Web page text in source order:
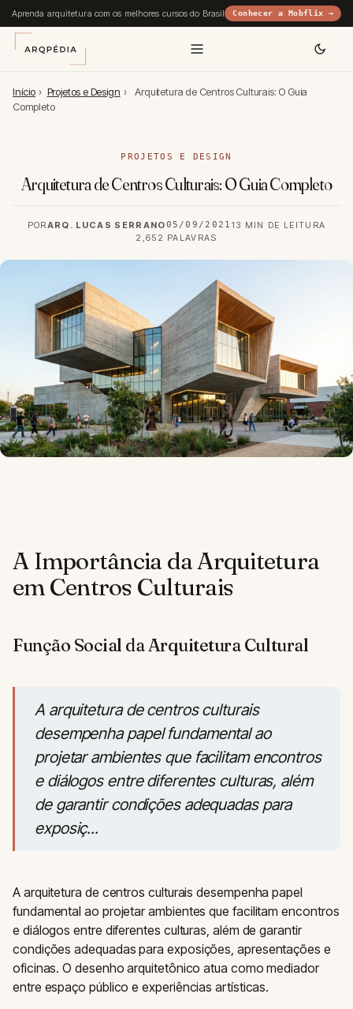
Aprenda arquitetura com os melhores cursos do Brasil Conhecer a Mobflix →
Início › Projetos e Design ›
Arquitetura de Centros Culturais: O Guia
Completo
PROJETOS E DESIGN
Arquitetura de Centros Culturais: O Guia Completo
PORARQ. LUCAS SERRANO05/09/2021 13 MIN DE LEITURA
2,652 PALAVRAS
A Importância da Arquitetura
em Centros Culturais
Função Social da Arquitetura Cultural
A arquitetura de centros culturais
desempenha papel fundamental ao
projetar ambientes que facilitam encontros
e diálogos entre diferentes culturas, além
de garantir condições adequadas para
exposiç...
A arquitetura de centros culturais desempenha papel
fundamental ao projetar ambientes que facilitam encontros
e diálogos entre diferentes culturas, além de garantir
condições adequadas para exposições, apresentações e
oficinas. O desenho arquitetônico atua como mediador
entre espaço público e experiências artísticas.